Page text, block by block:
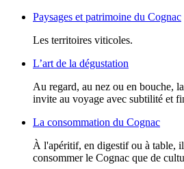
Paysages et patrimoine du Cognac
Les territoires viticoles.
L’art de la dégustation
Au regard, au nez ou en bouche,
invite au voyage avec subtilité et
La consommation du Cognac
À l'apéritif, en digestif ou à table,
consommer le Cognac que de